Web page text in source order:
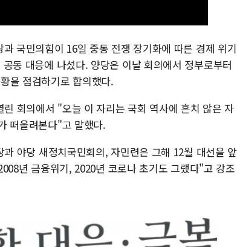
국민의힘이 16일 중동 전쟁 장기화에 따른 경제 위기
동 대응에 나섰다. 양당은 이날 회의에서 정부로부터
을 점검하기로 합의했다.
회의에서 "오늘 이 자리는 국회 역사에 흔치 않은 자
떠올려본다"고 말했다.
야당 새정치국민회의, 자민련은 그해 12월 대선을 앞
년 금융위기, 2020년 코로나 초기도 그랬다"고 강조